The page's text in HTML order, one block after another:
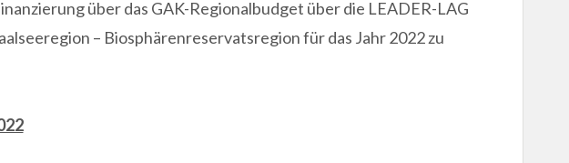
über das GAK-Regionalbudget über die LEADER-LAG
– Biosphärenreservatsregion für das Jahr 2022 zu